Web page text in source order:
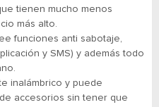
tienen mucho menos
más alto.
funciones anti sabotaje,
y SMS) y además todo
inalámbrico y puede
accesorios sin tener que